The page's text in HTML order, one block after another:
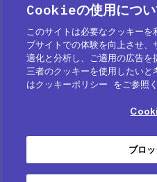
Cookie
プライバ
サービ
Cookieの使用につ
このサイトは必要なクッキー
ブサイトでの体験を向上させ
適化と分析し、ご適用の広告
三者のクッキーを使用したい
はクッキーポリシー をご参照く
ブロ